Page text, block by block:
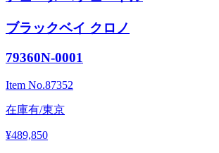
ブラックベイ クロノ
79360N-0001
Item No.87352
在庫有/東京
¥489,850